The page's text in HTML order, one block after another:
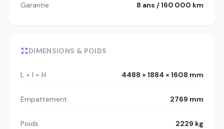
Garantie 8 ans / 160 000 km
DIMENSIONS & POIDS
L × l × H 4488 × 1884 × 1608 mm
Empattement 2769 mm
Poids 2229 kg